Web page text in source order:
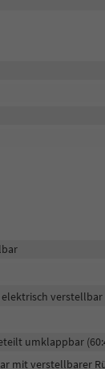
verstellbar
umklappbar
mit verstellbarer